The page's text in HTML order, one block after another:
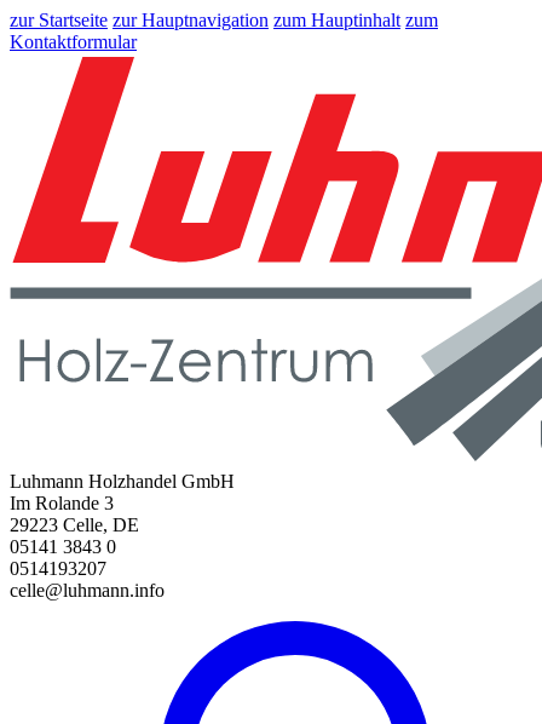
zur Startseite zur Hauptnavigation zum Hauptinhalt zum
Kontaktformular
Luhmann Holzhandel GmbH
Im Rolande 3
29223 Celle, DE
05141 3843 0
0514193207
celle@luhmann.info